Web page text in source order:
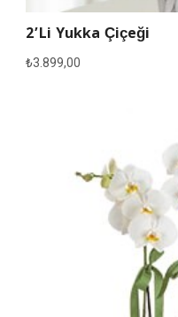
2’li Yukka Çiçeği
₺3.899,00